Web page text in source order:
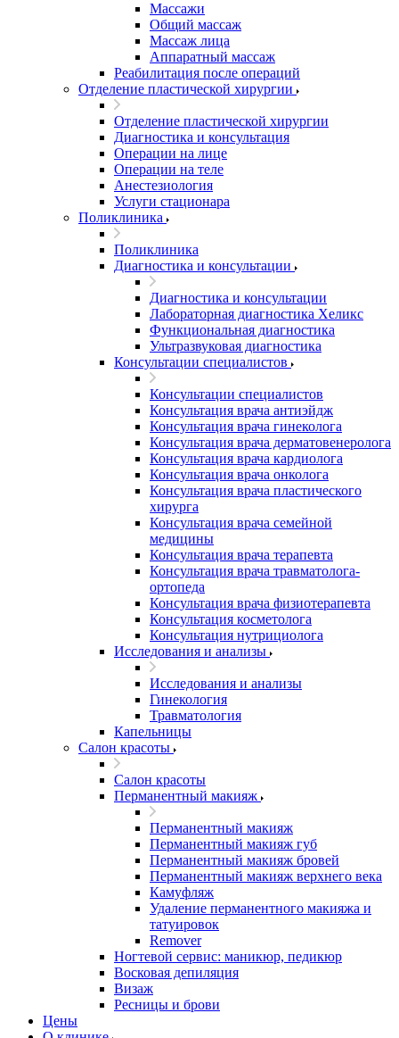
Массажи
Общий массаж
Массаж лица
Аппаратный массаж
Реабилитация после операций
Отделение пластической хирургии
Отделение пластической хирургии
Диагностика и консультация
Операции на лице
Операции на теле
Анестезиология
Услуги стационара
Поликлиника
Поликлиника
Диагностика и консультации
Диагностика и консультации
Лабораторная диагностика Хеликс
Функциональная диагностика
Ультразвуковая диагностика
Консультации специалистов
Консультации специалистов
Консультация врача антиэйдж
Консультация врача гинеколога
Консультация врача дерматовенеролога
Консультация врача кардиолога
Консультация врача онколога
Консультация врача пластического
хирурга
Консультация врача семейной
медицины
Консультация врача терапевта
Консультация врача травматолога-
ортопеда
Консультация врача физиотерапевта
Консультация косметолога
Консультация нутрициолога
Исследования и анализы
Исследования и анализы
Гинекология
Травматология
Капельницы
Салон красоты
Салон красоты
Перманентный макияж
Перманентный макияж
Перманентный макияж губ
Перманентный макияж бровей
Перманентный макияж верхнего века
Камуфляж
Удаление перманентного макияжа и
татуировок
Remover
Ногтевой сервис: маникюр, педикюр
Восковая депиляция
Визаж
Ресницы и брови
Цены